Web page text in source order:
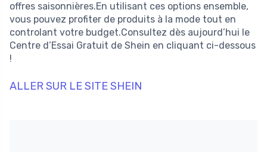
offres saisonnières.En utilisant ces options ensemble,
vous pouvez profiter de produits à la mode tout en
controlant votre budget.Consultez dès aujourd’hui le
Centre d’Essai Gratuit de Shein en cliquant ci-dessous
!
ALLER SUR LE SITE SHEIN